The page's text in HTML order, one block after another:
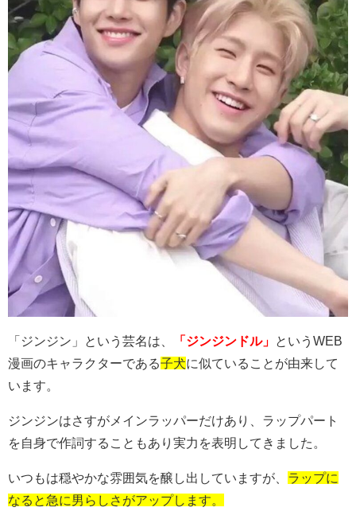
「ジンジン」という芸名は、 「ジンジンドル」 という WEB
漫画のキャラクターである子犬に似ていることが由来して
います。
ジンジンはさすがメインラッパーだけあり、ラップパート
を自身で作詞することもあり実力を表明してきました。
いつもは穏やかな雰囲気を醸し出していますが、 ラップに
なると急に男らしさがアップします。